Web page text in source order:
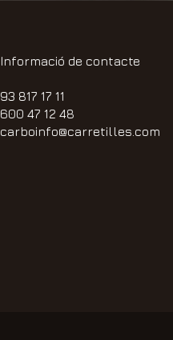
Informació de contacte
93 817 17 11
600 47 12 48
carboinfo@carretilles.com